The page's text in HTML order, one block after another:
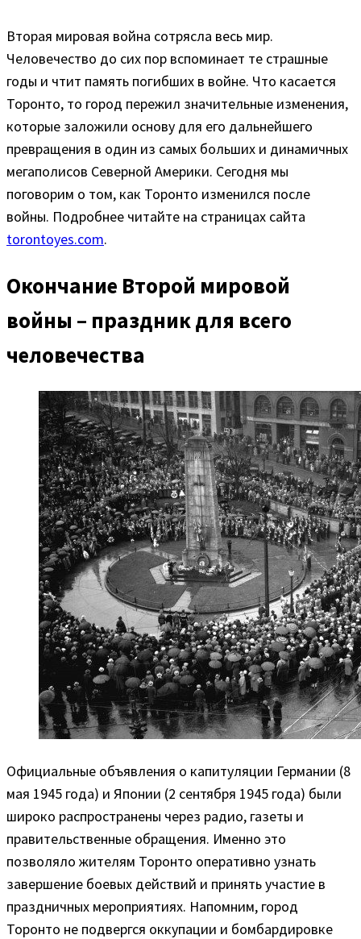
Вторая мировая война сотрясла весь мир.
Человечество до сих пор вспоминает те страшные
годы и чтит память погибших в войне. Что касается
Торонто, то город пережил значительные изменения,
которые заложили основу для его дальнейшего
превращения в один из самых больших и динамичных
мегаполисов Северной Америки. Сегодня мы
поговорим о том, как Торонто изменился после
войны. Подробнее читайте на страницах сайта
torontoyes.com.
Окончание Второй мировой
войны – праздник для всего
человечества
Официальные объявления о капитуляции Германии (8
мая 1945 года) и Японии (2 сентября 1945 года) были
широко распространены через радио, газеты и
правительственные обращения. Именно это
позволяло жителям Торонто оперативно узнать
завершение боевых действий и принять участие в
праздничных мероприятиях. Напомним, город
Торонто не подвергся оккупации и бомбардировке